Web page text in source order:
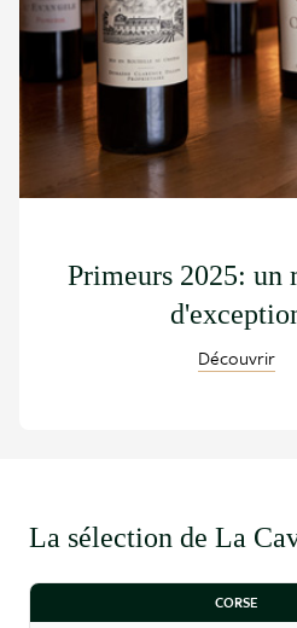
Primeurs 2025: un
Découvrir
La sélection de La
CORSE